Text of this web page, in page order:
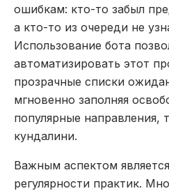
ошибкам: кто-то забыл
а кто-то из очереди не
Использование бота
автоматизировать этот
прозрачные списки
мгновенно заполняя
популярные направления,
кундалини.
Важным аспектом
регулярности практик.